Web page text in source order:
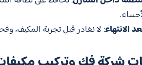
الانتهاء: لا نغادر قبل تجربة المكيف،